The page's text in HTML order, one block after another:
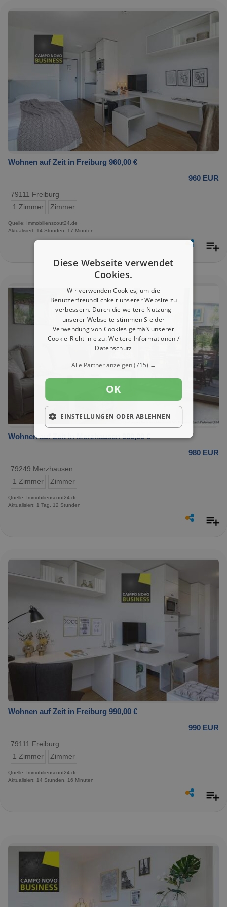
Wohnen auf Zeit in Freiburg 960,00 €
960 EUR
79111 Freiburg
1 Zimmer
Zimmer
Quelle: Immobilienscout24.de
Aktualisiert: 14 Stunden, 17 Minuten
Wohnen auf Zeit in Merzhausen 980,00 €
980 EUR
79249 Merzhausen
1 Zimmer
Zimmer
Quelle: Immobilienscout24.de
Aktualisiert: 1 Tag, 12 Stunden
Wohnen auf Zeit in Freiburg 990,00 €
990 EUR
79111 Freiburg
1 Zimmer
Zimmer
Quelle: Immobilienscout24.de
Aktualisiert: 14 Stunden, 16 Minuten
Diese Webseite verwendet
Cookies.
Wir verwenden Cookies, um die
Benutzerfreundlichkeit unserer Website zu
verbessern. Durch die weitere Nutzung
unserer Webseite stimmen Sie der
Verwendung von Cookies gemäß unserer
Cookie-Richtlinie zu.Weitere Informationen /
Datenschutz
Alle Partner anzeigen(715) →
OK
EINSTELLUNGEN ODER ABLEHNEN